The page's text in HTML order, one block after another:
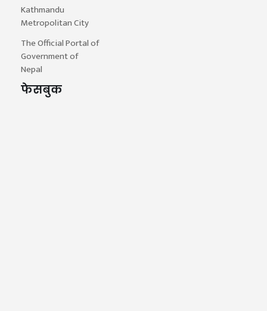
Kathmandu
Metropolitan City
The Official Portal of
Government of
Nepal
फेसबुक